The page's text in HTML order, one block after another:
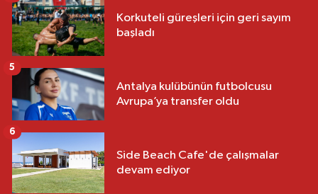
Korkuteli güreşleri için geri sayım
başladı
Antalya kulübünün futbolcusu
Avrupa’ya transfer oldu
5
Side Beach Cafe'de çalışmalar
devam ediyor
6